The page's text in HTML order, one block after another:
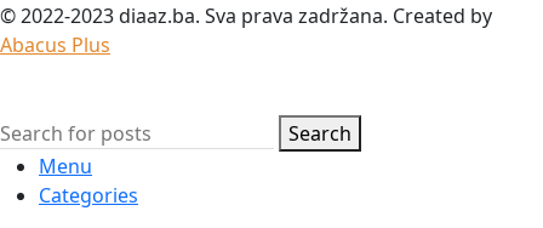
© 2022-2023 diaaz.ba. Sva prava zadržana. Created by
Abacus Plus
Search
Menu
Categories